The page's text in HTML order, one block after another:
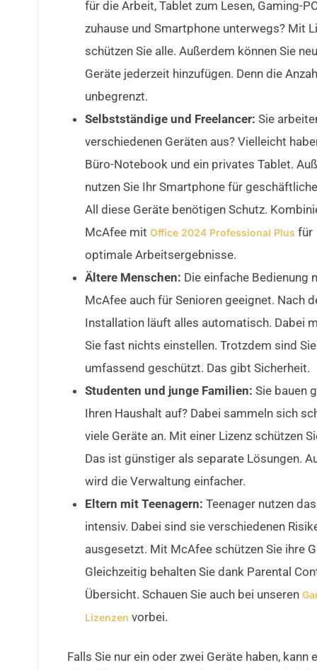
für die Arbeit, Tablet zum Lesen, Gaming-
zuhause und Smartphone unterwegs? Mit
schützen Sie alle. Außerdem können Sie
Geräte jederzeit hinzufügen. Denn die
unbegrenzt.
Selbstständige und Freelancer: Sie
verschiedenen Geräten aus? Vielleicht
Büro-Notebook und ein privates Tablet.
nutzen Sie Ihr Smartphone für
All diese Geräte benötigen Schutz.
McAfee mit Office 2024 Professional Plus für
optimale Arbeitsergebnisse.
Ältere Menschen: Die einfache Bedienung
McAfee auch für Senioren geeignet. Nach
Installation läuft alles automatisch. Dabei
Sie fast nichts einstellen. Trotzdem sind Sie
umfassend geschützt. Das gibt Sicherheit.
Studenten und junge Familien: Sie bauen
Ihren Haushalt auf? Dabei sammeln sich
viele Geräte an. Mit einer Lizenz schützen
Das ist günstiger als separate Lösungen.
wird die Verwaltung einfacher.
Eltern mit Teenagern: Teenager nutzen
intensiv. Dabei sind sie verschiedenen
ausgesetzt. Mit McAfee schützen Sie ihre
Gleichzeitig behalten Sie dank Parental
Übersicht. Schauen Sie auch bei unseren
Lizenzen vorbei.
Falls Sie nur ein oder zwei Geräte haben, kann